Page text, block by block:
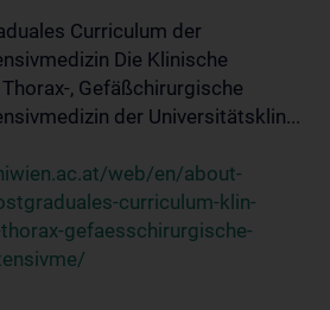
Curriculum der
Die Klinische
, Gefäßchirurgische
der Universitätsklin...
web/en/about-
curriculum-klin-
gefaesschirurgische-